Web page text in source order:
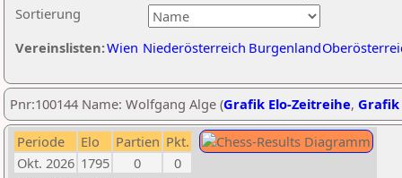
Sortierung
Vereinslisten:Wien Niederösterreich Burgenland
Pnr:100144 Name: Wolfgang Alge (Grafik Elo-Zeitreihe, Grafik
Periode Elo Partien Pkt.
Okt. 2026 1795 0
0